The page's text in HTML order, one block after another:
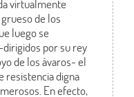
virtualmente
de los
luego se
por su rey
de los ávaros- el
resistencia digna
En efecto,